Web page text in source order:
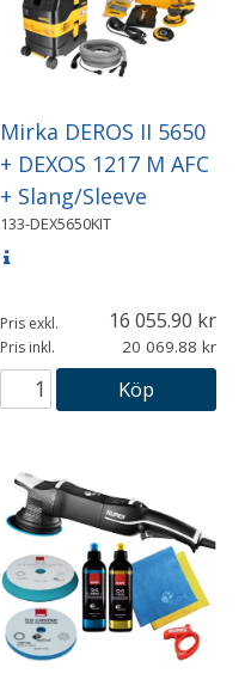
Mirka DEROS II 5650
+ DEXOS 1217 M AFC
+ Slang/Sleeve
133-DEX5650KIT
Pris exkl. 16 055.90
Pris inkl. 20 069.88
Köp